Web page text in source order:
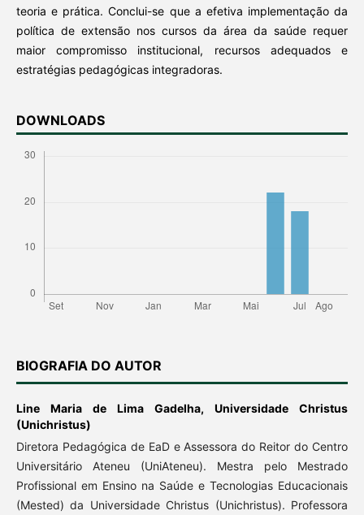
teoria e prática. Conclui-se que a efetiva implementação da
política de extensão nos cursos da área da saúde requer
maior compromisso institucional, recursos adequados e
estratégias pedagógicas integradoras.
DOWNLOADS
BIOGRAFIA DO AUTOR
Line Maria de Lima Gadelha,Universidade Christus
(Unichristus)
Diretora Pedagógica de EaD e Assessora do Reitor do Centro
Universitário Ateneu (UniAteneu). Mestra pelo Mestrado
Profissional em Ensino na Saúde e Tecnologias Educacionais
(Mested) da Universidade Christus (Unichristus). Professora